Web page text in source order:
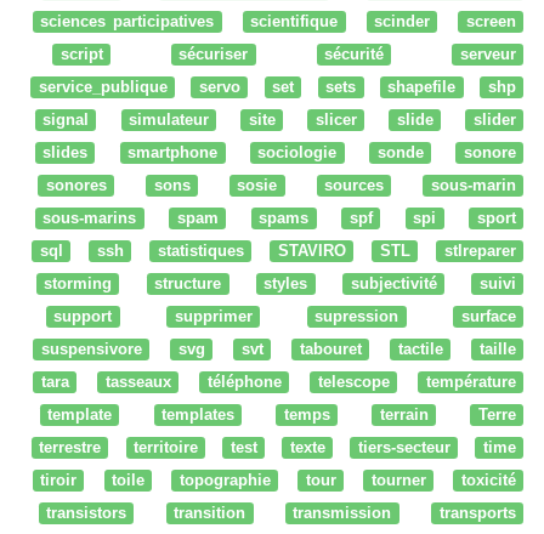
sciences participatives
scientifique scinder
screen
script
sécuriser sécurité
serveur
service_publique
servo set sets shapefile
shp
signal
simulateur site slicer slide
slider
slides
smartphone sociologie sonde
sonore
sonores
sons sosie sources
sous-marin
sous-marins
spam spams spf spi
sport
sql
ssh statistiques STAVIRO STL
stlreparer
storming
structure styles subjectivité
suivi
support
supprimer supression
surface
suspensivore
svg svt tabouret tactile
taille
tara
tasseaux téléphone telescope
température
template
templates temps terrain
Terre
terrestre
territoire test texte tiers-secteur
time
tiroir
toile topographie tour tourner
toxicité
transistors
transition transmission
transports